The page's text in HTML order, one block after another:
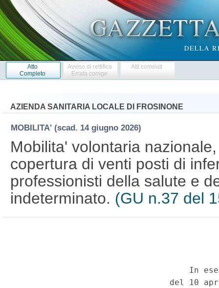
Atto
Completo
Avviso di rettifica
Errata corrige
Atti correlati
AZIENDA SANITARIA LOCALE DI FROSINONE
MOBILITA' (scad. 14 giugno 2026)
Mobilita' volontaria
copertura di venti posti di
professionisti della salute e
indeterminato. (GU n.37 del